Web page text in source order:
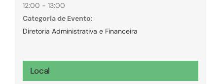
12:00 - 13:00
Categoria de Evento:
Diretoria Administrativa e Financeira
Local